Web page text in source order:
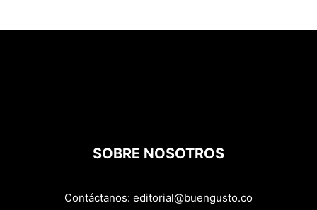
SOBRE NOSOTROS
Contáctanos: editorial@buengusto.co